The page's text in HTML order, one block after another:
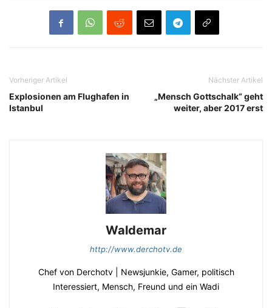
Vorheriger Artikel
Explosionen am Flughafen in
Istanbul
Nächster Artikel
„Mensch Gottschalk“ geht
weiter, aber 2017 erst
Waldemar
http://www.derchotv.de
Chef von Derchotv | Newsjunkie, Gamer, politisch
Interessiert, Mensch, Freund und ein Wadi